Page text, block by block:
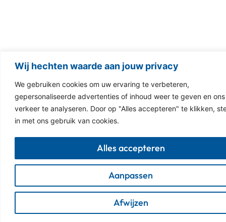
Wij hechten waarde aan jouw privacy
We gebruiken cookies om uw ervaring te verbeteren,
gepersonaliseerde advertenties of inhoud weer te geven en ons
verkeer te analyseren. Door op "Alles accepteren" te klikken,
in met ons gebruik van cookies.
Aanpassen
Afwijzen
Alles accepteren